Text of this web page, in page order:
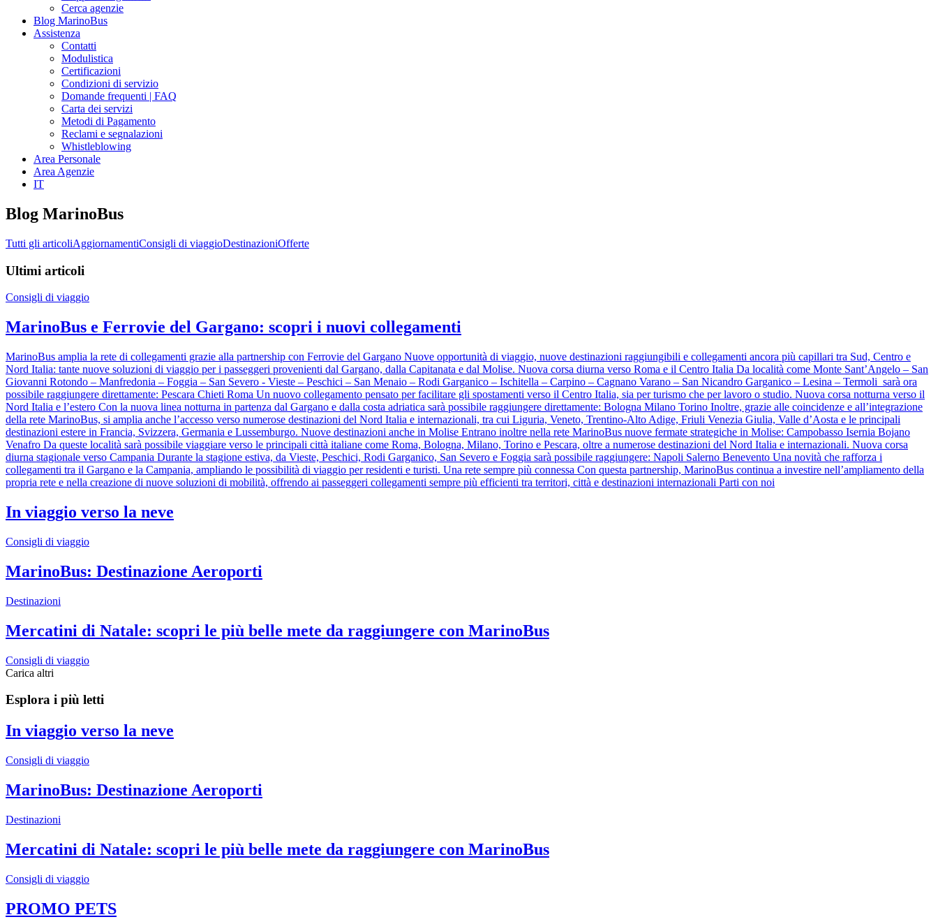
Cerca agenzie
Blog MarinoBus
Assistenza
Contatti
Modulistica
Certificazioni
Condizioni di servizio
Domande frequenti | FAQ
Carta dei servizi
Metodi di Pagamento
Reclami e segnalazioni
Whistleblowing
Area Personale
Area Agenzie
IT
Blog MarinoBus
Tutti gli articoliAggiornamentiConsigli di viaggioDestinazioniOfferte
Ultimi articoli
Consigli di viaggio
MarinoBus e Ferrovie del Gargano: scopri i nuovi collegamenti
MarinoBus amplia la rete di collegamenti grazie alla partnership con Ferrovie del Gargano Nuove opportunità di viaggio, nuove destinazioni raggiungibili e collegamenti ancora più capillari tra Sud, Centro e
Nord Italia: tante nuove soluzioni di viaggio per i passeggeri provenienti dal Gargano, dalla Capitanata e dal Molise. Nuova corsa diurna verso Roma e il Centro Italia Da località come Monte Sant’Angelo – San
Giovanni Rotondo – Manfredonia – Foggia – San Severo - Vieste – Peschici – San Menaio – Rodi Garganico – Ischitella – Carpino – Cagnano Varano – San Nicandro Garganico – Lesina – Termoli sarà ora
possibile raggiungere direttamente: Pescara Chieti Roma Un nuovo collegamento pensato per facilitare gli spostamenti verso il Centro Italia, sia per turismo che per lavoro o studio. Nuova corsa notturna verso il
Nord Italia e l’estero Con la nuova linea notturna in partenza dal Gargano e dalla costa adriatica sarà possibile raggiungere direttamente: Bologna Milano Torino Inoltre, grazie alle coincidenze e all’integrazione
della rete MarinoBus, si amplia anche l’accesso verso numerose destinazioni del Nord Italia e internazionali, tra cui Liguria, Veneto, Trentino-Alto Adige, Friuli Venezia Giulia, Valle d’Aosta e le principali
destinazioni estere in Francia, Svizzera, Germania e Lussemburgo. Nuove destinazioni anche in Molise Entrano inoltre nella rete MarinoBus nuove fermate strategiche in Molise: Campobasso Isernia Bojano
Venafro Da queste località sarà possibile viaggiare verso le principali città italiane come Roma, Bologna, Milano, Torino e Pescara, oltre a numerose destinazioni del Nord Italia e internazionali. Nuova corsa
diurna stagionale verso Campania Durante la stagione estiva, da Vieste, Peschici, Rodi Garganico, San Severo e Foggia sarà possibile raggiungere: Napoli Salerno Benevento Una novità che rafforza i
collegamenti tra il Gargano e la Campania, ampliando le possibilità di viaggio per residenti e turisti. Una rete sempre più connessa Con questa partnership, MarinoBus continua a investire nell’ampliamento della
propria rete e nella creazione di nuove soluzioni di mobilità, offrendo ai passeggeri collegamenti sempre più efficienti tra territori, città e destinazioni internazionali Parti con noi
In viaggio verso la neve
Consigli di viaggio
MarinoBus: Destinazione Aeroporti
Destinazioni
Mercatini di Natale: scopri le più belle mete da raggiungere con MarinoBus
Consigli di viaggio
Carica altri
Esplora i più letti
In viaggio verso la neve
Consigli di viaggio
MarinoBus: Destinazione Aeroporti
Destinazioni
Mercatini di Natale: scopri le più belle mete da raggiungere con MarinoBus
Consigli di viaggio
PROMO PETS